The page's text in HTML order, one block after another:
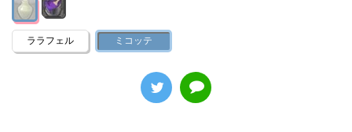
ララフェル ミコッテ